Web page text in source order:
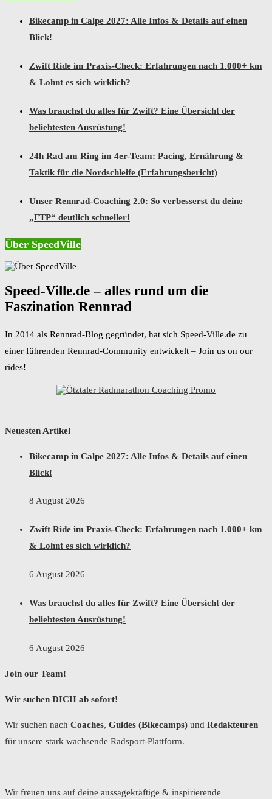
Bikecamp in Calpe 2027: Alle Infos & Details auf einen
Blick!
Zwift Ride im Praxis-Check: Erfahrungen nach 1.000+ km
& Lohnt es sich wirklich?
Was brauchst du alles für Zwift? Eine Übersicht der
beliebtesten Ausrüstung!
24h Rad am Ring im 4er-Team: Pacing, Ernährung &
Taktik für die Nordschleife (Erfahrungsbericht)
Unser Rennrad-Coaching 2.0: So verbesserst du deine
„FTP“ deutlich schneller!
Über SpeedVille
Speed-Ville.de – alles rund um die
Faszination Rennrad
In 2014 als Rennrad-Blog gegründet, hat sich Speed-Ville.de zu
einer führenden Rennrad-Community entwickelt – Join us on our
rides!
Neuesten Artikel
Bikecamp in Calpe 2027: Alle Infos & Details auf einen
Blick!
8 August 2026
Zwift Ride im Praxis-Check: Erfahrungen nach 1.000+ km
& Lohnt es sich wirklich?
6 August 2026
Was brauchst du alles für Zwift? Eine Übersicht der
beliebtesten Ausrüstung!
6 August 2026
Join our Team!
Wir suchen DICH ab sofort!
Wir suchen nach Coaches, Guides (Bikecamps) und Redakteuren
für unsere stark wachsende Radsport-Plattform.
Wir freuen uns auf deine aussagekräftige & inspirierende